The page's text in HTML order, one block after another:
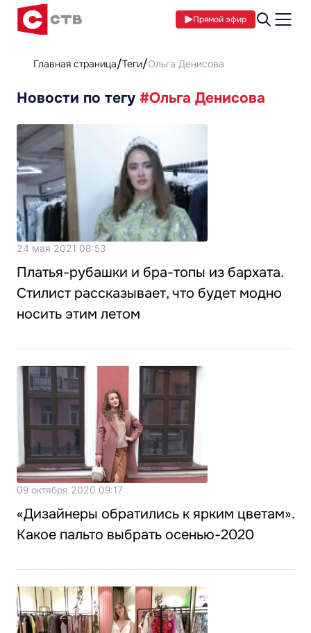
Прямой эфир
Главная страница Теги Ольга Денисова
Новости по тегу #Ольга Денисова
24 мая 2021 08:53
Платья-рубашки и бра-топы из бархата.
Стилист рассказывает, что будет модно
носить этим летом
09 октября 2020 09:17
«Дизайнеры обратились к ярким цветам».
Какое пальто выбрать осенью-2020